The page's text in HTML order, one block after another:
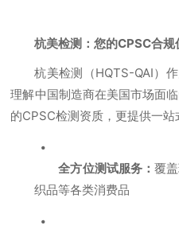
杭美检测：您的CPSC合规
杭美检测（HQTS-QAI）
理解中国制造商在美国市场面
的CPSC检测资质，更提供一站
全方位测试服务： 覆
织品等各类消费品